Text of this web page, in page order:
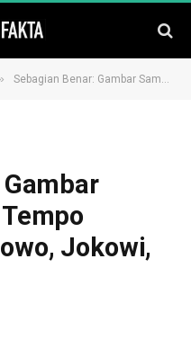
Sebagian Benar: Gambar Sampul Majalah Tempo Bergambar Prabowo, Jokowi, dan Gibran
Jokowi,